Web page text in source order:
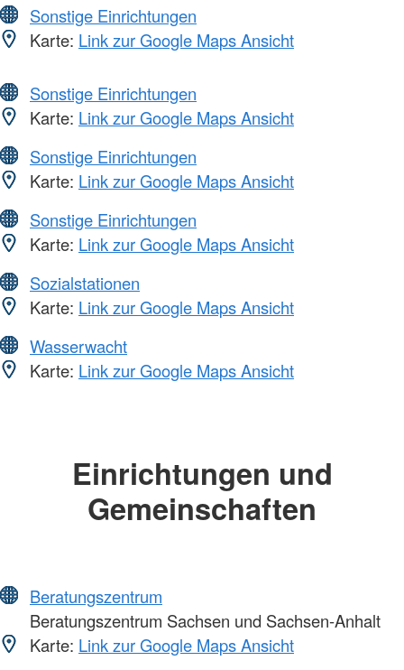
Sonstige Einrichtungen
Karte: Link zur Google Maps Ansicht
Sonstige Einrichtungen
Karte: Link zur Google Maps Ansicht
Sonstige Einrichtungen
Karte: Link zur Google Maps Ansicht
Sonstige Einrichtungen
Karte: Link zur Google Maps Ansicht
Sozialstationen
Karte: Link zur Google Maps Ansicht
Wasserwacht
Karte: Link zur Google Maps Ansicht
Einrichtungen und
Gemeinschaften
Beratungszentrum
Beratungszentrum Sachsen und Sachsen-Anhalt
Karte: Link zur Google Maps Ansicht